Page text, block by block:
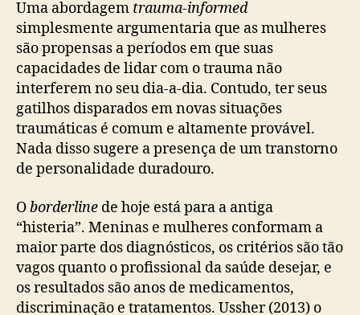
Uma abordagem trauma-informed
simplesmente argumentaria que as mulheres
são propensas a períodos em que suas
capacidades de lidar com o trauma não
interferem no seu dia-a-dia. Contudo, ter seus
gatilhos disparados em novas situações
traumáticas é comum e altamente provável.
Nada disso sugere a presença de um transtorno
de personalidade duradouro.
Oborderline de hoje está para a antiga
“histeria”. Meninas e mulheres conformam a
maior parte dos diagnósticos, os critérios são tão
vagos quanto o profissional da saúde desejar, e
os resultados são anos de medicamentos,
discriminação e tratamentos. Ussher (2013) o